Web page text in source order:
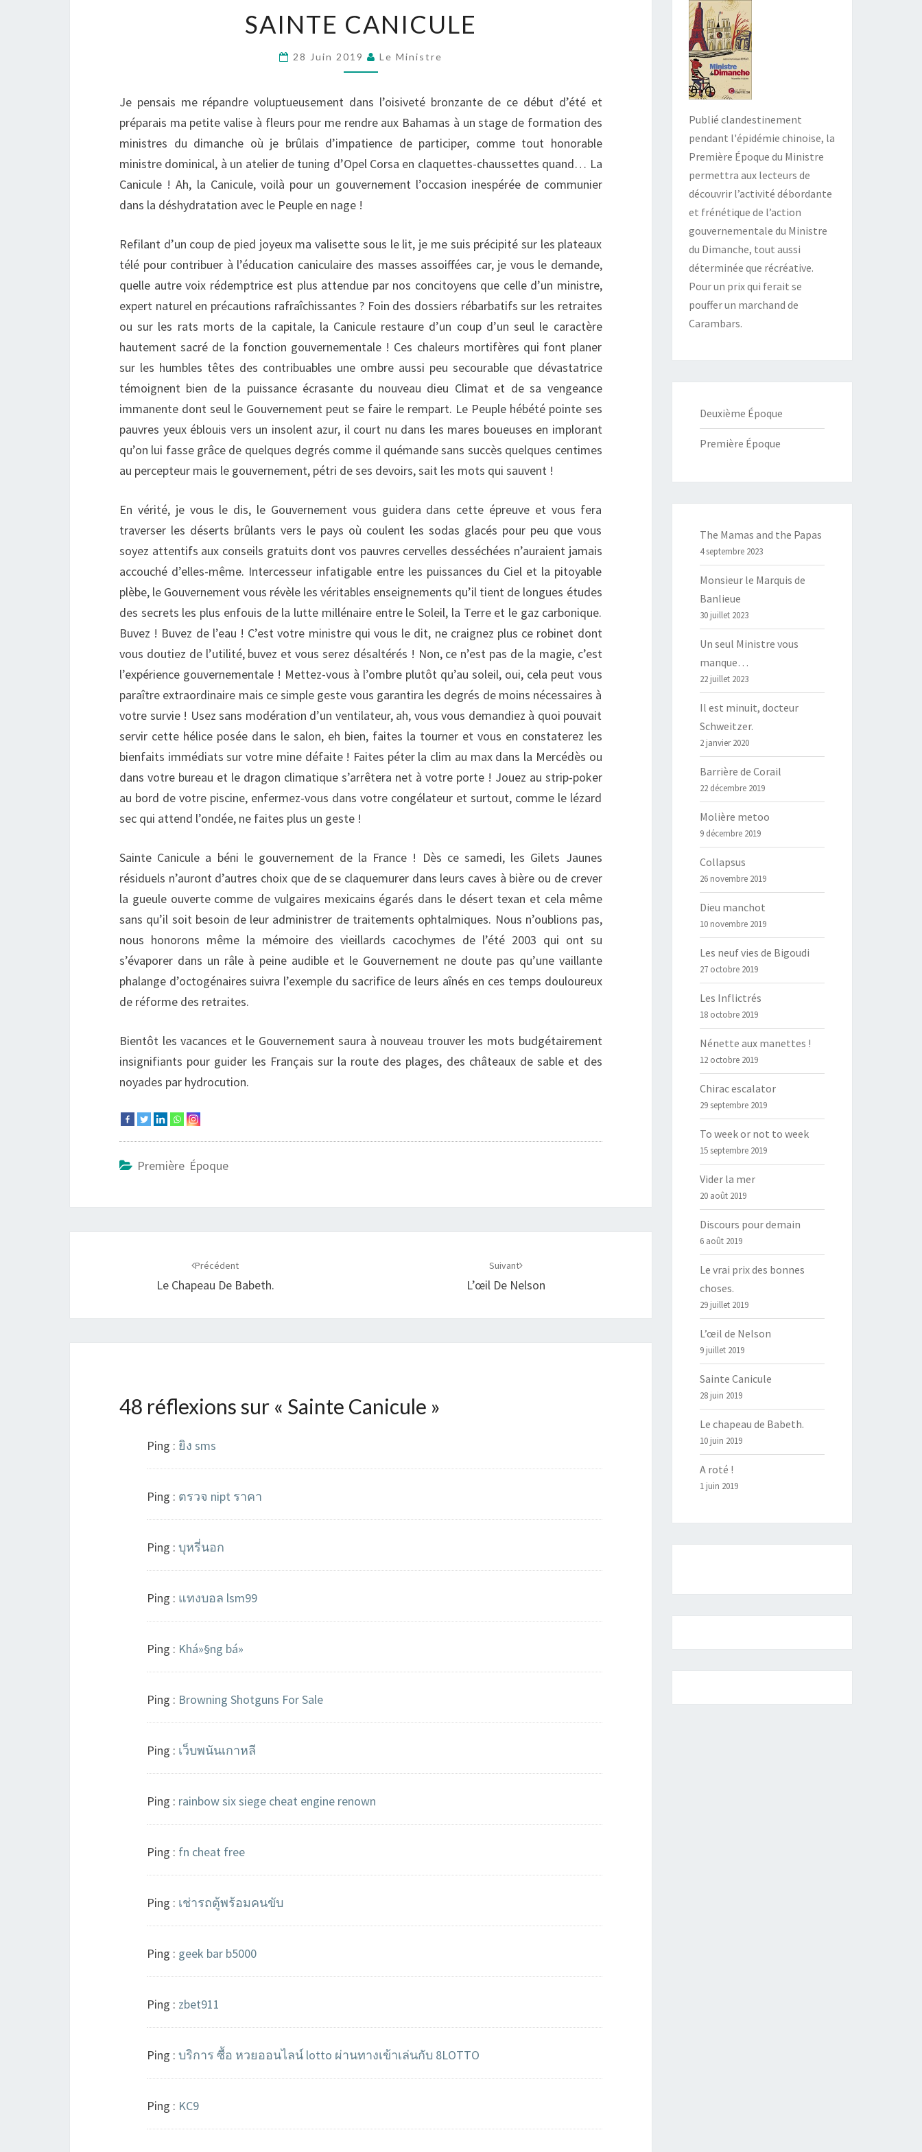
CANICULE
SAINTE CANICULE
28 Juin 2019 Le Ministre
Je pensais me répandre voluptueusement dans l’oisiveté bronzante de ce début d’été et
préparais ma petite valise à fleurs pour me rendre aux Bahamas à un stage de formation des
ministres du dimanche où je brûlais d’impatience de participer, comme tout honorable
ministre dominical, à un atelier de tuning d’Opel Corsa en claquettes-chaussettes quand… La
Canicule ! Ah, la Canicule, voilà pour un gouvernement l’occasion inespérée de communier
dans la déshydratation avec le Peuple en nage !
Refilant d’un coup de pied joyeux ma valisette sous le lit, je me suis précipité sur les plateaux
télé pour contribuer à l’éducation caniculaire des masses assoiffées car, je vous le demande,
quelle autre voix rédemptrice est plus attendue par nos concitoyens que celle d’un ministre,
expert naturel en précautions rafraîchissantes ? Foin des dossiers rébarbatifs sur les retraites
ou sur les rats morts de la capitale, la Canicule restaure d’un coup d’un seul le caractère
hautement sacré de la fonction gouvernementale ! Ces chaleurs mortifères qui font planer
sur les humbles têtes des contribuables une ombre aussi peu secourable que dévastatrice
témoignent bien de la puissance écrasante du nouveau dieu Climat et de sa vengeance
immanente dont seul le Gouvernement peut se faire le rempart. Le Peuple hébété pointe ses
pauvres yeux éblouis vers un insolent azur, il court nu dans les mares boueuses en implorant
qu’on lui fasse grâce de quelques degrés comme il quémande sans succès quelques centimes
au percepteur mais le gouvernement, pétri de ses devoirs, sait les mots qui sauvent !
En vérité, je vous le dis, le Gouvernement vous guidera dans cette épreuve et vous fera
traverser les déserts brûlants vers le pays où coulent les sodas glacés pour peu que vous
soyez attentifs aux conseils gratuits dont vos pauvres cervelles desséchées n’auraient jamais
accouché d’elles-même. Intercesseur infatigable entre les puissances du Ciel et la pitoyable
plèbe, le Gouvernement vous révèle les véritables enseignements qu’il tient de longues études
des secrets les plus enfouis de la lutte millénaire entre le Soleil, la Terre et le gaz carbonique.
Buvez ! Buvez de l’eau ! C’est votre ministre qui vous le dit, ne craignez plus ce robinet dont
vous doutiez de l’utilité, buvez et vous serez désaltérés ! Non, ce n’est pas de la magie, c’est
l’expérience gouvernementale ! Mettez-vous à l’ombre plutôt qu’au soleil, oui, cela peut vous
paraître extraordinaire mais ce simple geste vous garantira les degrés de moins nécessaires à
votre survie ! Usez sans modération d’un ventilateur, ah, vous vous demandiez à quoi pouvait
servir cette hélice posée dans le salon, eh bien, faites la tourner et vous en constaterez les
bienfaits immédiats sur votre mine défaite ! Faites péter la clim au max dans la Mercédès ou
dans votre bureau et le dragon climatique s’arrêtera net à votre porte ! Jouez au strip-poker
au bord de votre piscine, enfermez-vous dans votre congélateur et surtout, comme le lézard
sec qui attend l’ondée, ne faites plus un geste !
Sainte Canicule a béni le gouvernement de la France ! Dès ce samedi, les Gilets Jaunes
résiduels n’auront d’autres choix que de se claquemurer dans leurs caves à bière ou de crever
la gueule ouverte comme de vulgaires mexicains égarés dans le désert texan et cela même
sans qu’il soit besoin de leur administrer de traitements ophtalmiques. Nous n’oublions pas,
nous honorons même la mémoire des vieillards cacochymes de l’été 2003 qui ont su
s’évaporer dans un râle à peine audible et le Gouvernement ne doute pas qu’une vaillante
phalange d’octogénaires suivra l’exemple du sacrifice de leurs aînés en ces temps douloureux
de réforme des retraites.
Bientôt les vacances et le Gouvernement saura à nouveau trouver les mots budgétairement
insignifiants pour guider les Français sur la route des plages, des châteaux de sable et des
noyades par hydrocution.
Première Époque
Précédent
Le Chapeau De Babeth.
Suivant
L’œil De Nelson
48 réflexions sur « Sainte Canicule »
Ping : ยิง sms
Ping : ตรวจ nipt ราคา
Ping : บุหรี่นอก
Ping : แทงบอล lsm99
Ping : Khá»§ng bá»
Ping : Browning Shotguns For Sale
Ping : เว็บพนันเกาหลี
Ping : rainbow six siege cheat engine renown
Ping : fn cheat free
Ping : เช่ารถตู้พร้อมคนขับ
Ping : geek bar b5000
Ping : zbet911
Ping : บริการ ซื้อ หวยออนไลน์ lotto ผ่านทางเข้าเล่นกับ 8LOTTO
Ping : KC9
Publié clandestinement
pendant l'épidémie chinoise, la
Première Époque du Ministre
permettra aux lecteurs de
découvrir l’activité débordante
et frénétique de l’action
gouvernementale du Ministre
du Dimanche, tout aussi
déterminée que récréative.
Pour un prix qui ferait se
pouffer un marchand de
Carambars.
Deuxième Époque
Première Époque
The Mamas and the Papas
4 septembre 2023
Monsieur le Marquis de
Banlieue
30 juillet 2023
Un seul Ministre vous
manque…
22 juillet 2023
Il est minuit, docteur
Schweitzer.
2 janvier 2020
Barrière de Corail
22 décembre 2019
Molière metoo
9 décembre 2019
Collapsus
26 novembre 2019
Dieu manchot
10 novembre 2019
Les neuf vies de Bigoudi
27 octobre 2019
Les Inflictrés
18 octobre 2019
Nénette aux manettes !
12 octobre 2019
Chirac escalator
29 septembre 2019
To week or not to week
15 septembre 2019
Vider la mer
20 août 2019
Discours pour demain
6 août 2019
Le vrai prix des bonnes
choses.
29 juillet 2019
L’œil de Nelson
9 juillet 2019
Sainte Canicule
28 juin 2019
Le chapeau de Babeth.
10 juin 2019
A roté !
1 juin 2019